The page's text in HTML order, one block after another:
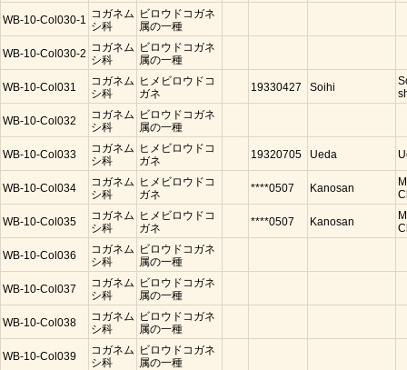
WB-10-Col030-1 コガネム
シ科
ビロウドコガネ
属の一種
WB-10-Col030-2 コガネム
シ科
ビロウドコガネ
属の一種
WB-10-Col031
コガネム
シ科
ヒメビロウドコ
ガネ
19330427 Soihi
WB-10-Col032
コガネム
シ科
ビロウドコガネ
属の一種
WB-10-Col033
コガネム
シ科
ヒメビロウドコ
ガネ
19320705 Ueda
WB-10-Col034
コガネム
シ科
ヒメビロウドコ
ガネ
****0507 Kanosan
WB-10-Col035
コガネム
シ科
ヒメビロウドコ
ガネ
****0507 Kanosan
WB-10-Col036
コガネム
シ科
ビロウドコガネ
属の一種
WB-10-Col037
コガネム
シ科
ビロウドコガネ
属の一種
WB-10-Col038
コガネム
シ科
ビロウドコガネ
属の一種
WB-10-Col039
コガネム
シ科
ビロウドコガネ
属の一種